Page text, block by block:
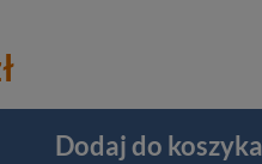
Dodaj do koszyka